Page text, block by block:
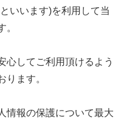
いいます)を利用して当
。
心してご利用頂けるよう
ります。
情報の保護について最大